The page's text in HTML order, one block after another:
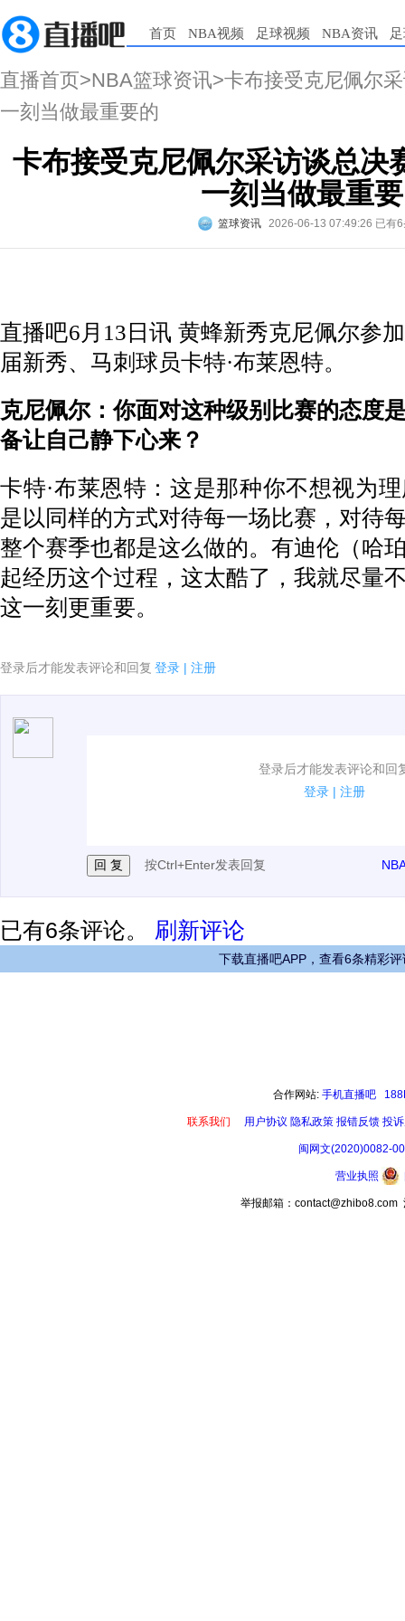
首页 NBA视频 足球视频 NBA资讯
直播首页>NBA篮球资讯>卡布接受克尼佩尔
一刻当做最重要的
卡布接受克尼佩尔采访谈总决
一刻当做最重
篮球资讯 2026-06-13 07:49:26 已有
直播吧6月13日讯 黄蜂新秀克尼佩尔参
届新秀、马刺球员卡特·布莱恩特。
克尼佩尔：你面对这种级别比赛的态度
备让自己静下心来？
卡特·布莱恩特：这是那种你不想视为
是以同样的方式对待每一场比赛，对待
整个赛季也都是这么做的。有迪伦（哈
起经历这个过程，这太酷了，我就尽量
这一刻更重要。
登录后才能发表评论和回复 登录 | 注册
登录后才能发表评论和回
登录 | 注册
1.电脑端新用户可以发表评论了！
按Ctrl+Enter发表回复
已有6条评论。 刷新评论
下载直播吧APP，查看6条精彩评
合作网站: 手机直播吧
联系我们 用户协议 隐私政策 报错反馈 投
闽网文(2020)0082-
营业执照
举报邮箱：